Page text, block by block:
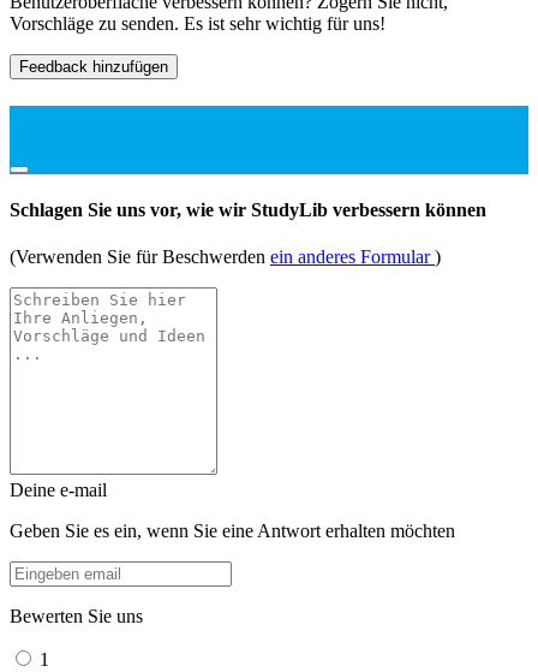
Vorschläge zu senden. Es ist sehr wichtig für uns!
Feedback hinzufügen
Schlagen Sie uns vor, wie wir StudyLib verbessern können
(Verwenden Sie für Beschwerden ein anderes Formular)
Deine e-mail
Geben Sie es ein, wenn Sie eine Antwort erhalten möchten
Bewerten Sie uns
1